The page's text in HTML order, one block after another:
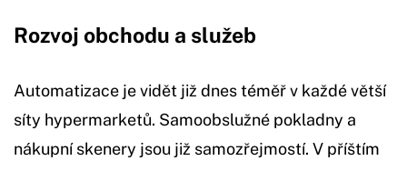
Rozvoj obchodu a služeb
Automatizace je vidět již dnes téměř v každé větší
síty hypermarketů. Samoobslužné pokladny a
nákupní skenery jsou již samozřejmostí. V příštím